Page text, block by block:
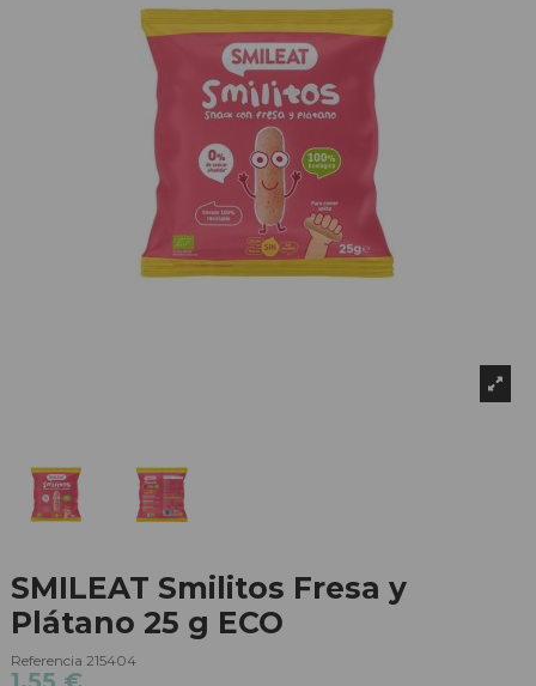
SMILEAT Smilitos Fresa y
Plátano 25 g ECO
Referencia 215404